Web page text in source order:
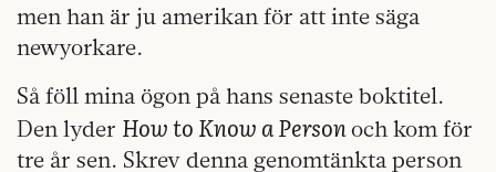
men han är ju amerikan för att inte säga
newyorkare.
Så föll mina ögon på hans senaste boktitel.
Den lyder How to Know a Personoch kom för
tre år sen. Skrev denna genomtänkta person